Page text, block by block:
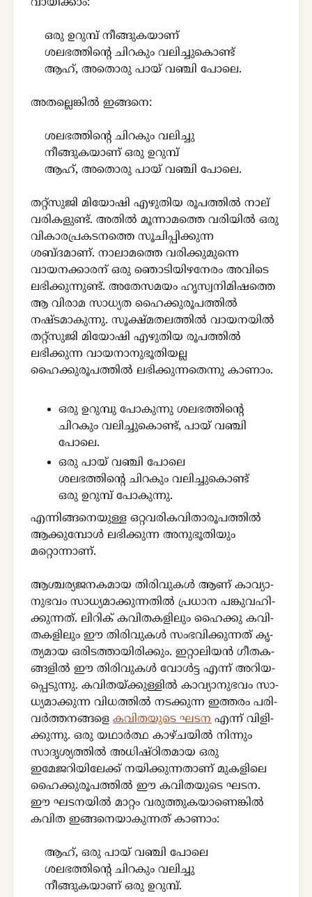
വായിക്കാം:
ഒരു ഉറുമ്പ് നീങ്ങുകയാണ്
ശലഭത്തിൻ്റെ ചിറകും വലിച്ചുകൊണ്ട്
ആഹ്, അതൊരു പായ് വഞ്ചി പോലെ.
അതല്ലെങ്കിൽ ഇങ്ങനെ:
ശലഭത്തിൻ്റെ ചിറകും വലിച്ചു
നീങ്ങുകയാണ് ഒരു ഉറുമ്പ്
ആഹ്, അതൊരു പായ് വഞ്ചി പോലെ.
തറ്റ്സുജി മിയോഷി എഴുതിയ രൂപത്തിൽ നാല്
വരികളുണ്ട്. അതിൽ മൂന്നാമത്തെ വരിയിൽ ഒരു
വികാരപ്രകടനത്തെ സൂചിപ്പിക്കുന്ന
ശബ്ദമാണ്. നാലാമത്തെ വരിക്കുമുന്നെ
വായനക്കാരന് ഒരു ഞൊടിയിഴനേരം അവിടെ
ലഭിക്കുന്നുണ്ട്. അതേസമയം ഹൃസ്വനിമിഷത്തെ
ആ വിരാമ സാധ്യത ഹൈക്കുരൂപത്തിൽ
നഷ്ടമാകുന്നു. സൂക്ഷ്മതലത്തിൽ വായനയിൽ
തറ്റ്സുജി മിയോഷി എഴുതിയ രൂപത്തിൽ
ലഭിക്കുന്ന വായനാനുഭൂതിയല്ല
ഹൈക്കുരൂപത്തിൽ ലഭിക്കുന്നതെന്നു കാണാം.
ഒരു ഉറുമ്പു പോകുന്നു ശലഭത്തിന്റെ
ചിറകും വലിച്ചുകൊണ്ട്, പായ് വഞ്ചി
പോലെ.
ഒരു പായ് വഞ്ചി പോലെ
ശലഭത്തിന്റെ ചിറകും വലിച്ചുകൊണ്ട്
ഒരു ഉറുമ്പ് പോകുന്നു.
എന്നിങ്ങനെയുള്ള ഒറ്റവരികവിതാരൂപത്തിൽ
ആക്കുമ്പോൾ ലഭിക്കുന്ന അനുഭൂതിയും
മറ്റൊന്നാണ്.
ആശ്ച­ര്യ­ജ­ന­ക­മായ തി­രി­വു­കൾ ആണ് കാ­വ്യാ­
നു­ഭ­വം സാ­ധ്യ­മാ­ക്കു­ന്ന­തിൽ പ്ര­ധാന പങ്കു­വ­ഹി­
ക്കു­ന്ന­ത്. ലി­റി­ക് കവി­ത­ക­ളി­ലും ഹൈ­ക്കു കവി­
ത­ക­ളി­ലും ഈ തി­രി­വു­കൾ സം­ഭ­വി­ക്കു­ന്ന­ത് കൃ­
ത്യ­മായ ഒരി­ട­ത്താ­യി­രി­ക്കും. ഇറ്റാ­ലി­യൻ ഗീ­ത­ക­
ങ്ങ­ളിൽ ഈ തി­രി­വു­കൾ വോൾ­ട്ട എന്ന് അറി­യ­
പ്പെ­ടു­ന്നു. കവി­ത­യ്ക്കു­ള്ളിൽ കാ­വ്യാ­നു­ഭ­വം സാ­
ധ്യ­മാ­ക്കു­ന്ന വി­ധ­ത്തിൽ നട­ക്കു­ന്ന ഇത്ത­രം പരി­
വർ­ത്ത­ന­ങ്ങ­ളെകവി­ത­യു­ടെ ഘടനഎന്ന് വി­ളി­
ക്കു­ന്നു. ഒരു യഥാർത്ഥ കാഴ്ചയിൽ നിന്നും
സാദൃശ്യത്തിൽ അധിഷ്ഠിതമായ ഒരു
ഇമേജറിയിലേക്ക് നയിക്കുന്നതാണ് മുകളിലെ
ഹൈക്കുരൂപത്തിൽ ഈ കവിതയുടെ ഘടന.
ഈ ഘടനയിൽ മാറ്റം വരുത്തുകയാണെങ്കിൽ
കവിത ഇങ്ങനെയാകുന്നത് കാണാം:
ആഹ്, ഒരു പായ് വഞ്ചി പോലെ
ശലഭത്തിൻ്റെ ചിറകും വലിച്ചു
നീങ്ങുകയാണ് ഒരു ഉറുമ്പ്.